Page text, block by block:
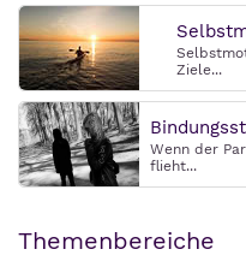
Ziele...
Wenn der
flieht...
Themenbereiche